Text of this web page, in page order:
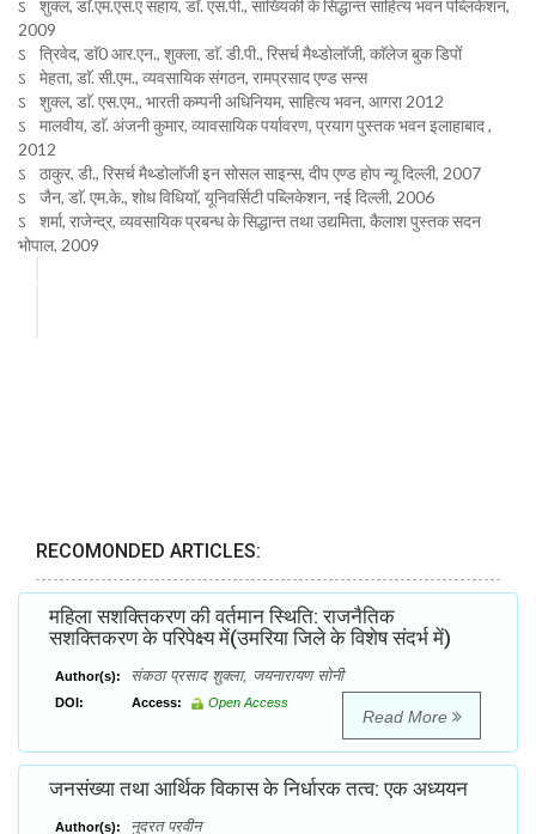
ऽ शुक्ल, डाॅ.एम.एस.ए सहाय, डाॅ. एस.पी., सांख्यिकी के सिद्धान्त साहित्य भवन पब्लिकेशन,
2009
ऽ त्रिवेद, डाॅ0 आर.एन., शुक्ला, डाॅ. डी.पी., रिसर्च मैथ्डोलाॅजी, काॅलेज बुक डिपों
ऽ मेहता, डाॅ. सी.एम., व्यवसायिक संगठन, रामप्रसाद एण्ड सन्स
ऽ शुक्ल, डाॅ. एस.एम., भारती कम्पनी अधिनियम, साहित्य भवन, आगरा 2012
ऽ मालवीय, डाॅ. अंजनी कुमार, व्यावसायिक पर्यावरण, प्रयाग पुस्तक भवन इलाहाबाद ,
2012
ऽ ठाकुर, डी., रिसर्च मैथ्डोलाॅजी इन सोसल साइन्स, दीप एण्ड होप न्यू दिल्ली, 2007
ऽ जैन, डाॅ. एम.के., शोध विधियाॅ, यूनिवर्सिटी पब्लिकेशन, नई दिल्ली, 2006
ऽ शर्मा, राजेन्द्र, व्यवसायिक प्रबन्ध के सिद्धान्त तथा उद्यमिता, कैलाश पुस्तक सदन
भोपाल, 2009
RECOMONDED ARTICLES:
महिला सशक्तिकरण की वर्तमान स्थिति: राजनैतिक
सशक्तिकरण के परिपेक्ष्य में(उमरिया जिले के विशेष संदर्भ में)
Author(s): संकठा प्रसाद शुक्ला, जयनारायण सोनी
DOI: Access: Open Access
Read More
जनसंख्या तथा आर्थिक विकास के निर्धारक तत्व: एक अध्ययन
Author(s): नुदरत परवीन